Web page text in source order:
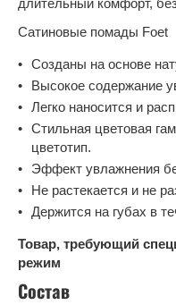
Сатиновые помады Foet
Созданы на основе
Высокое содержание
Легко наносится и
Стильная цветовая
цветотип.
Эффект увлажнения
Не растекается и не
Держится на губах в
Товар, требующий
режим
Состав